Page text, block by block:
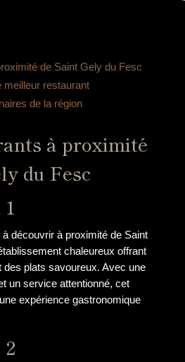
de Saint Gely du Fesc
restaurant
de la région
à proximité
du Fesc
découvrir à proximité de Saint
chaleureux offrant
des plats savoureux. Avec une
un service attentionné, cet
expérience gastronomique